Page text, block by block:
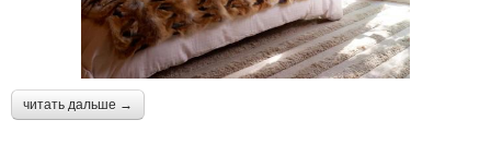
читать дальше →